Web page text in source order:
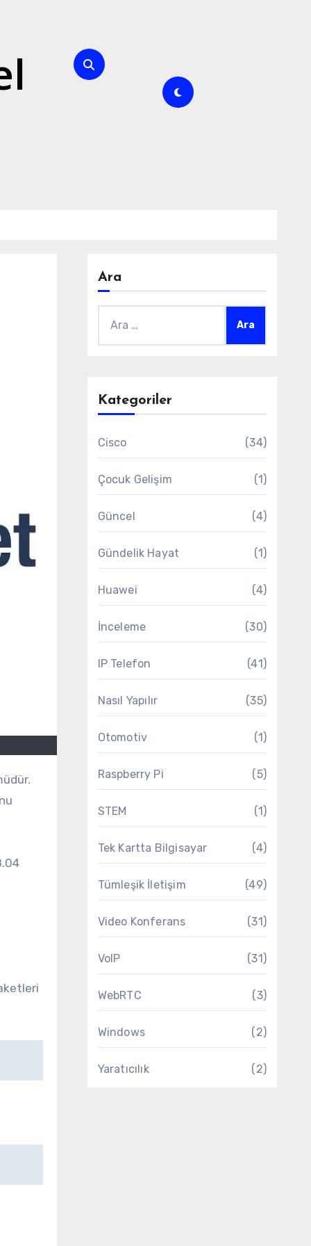
Ara
Kategoriler
Cisco (34)
Çocuk Gelişim (1)
Güncel (4)
Gündelik Hayat (1)
Huawei (4)
İnceleme (30)
IP Telefon (41)
Nasıl Yapılır (35)
Otomotiv (1)
Raspberry Pi (5)
STEM (1)
Tek Kartta Bilgisayar (4)
Tümleşik İletişim (49)
Video Konferans (31)
VoIP (31)
WebRTC (3)
Windows (2)
Yaratıcılık (2)